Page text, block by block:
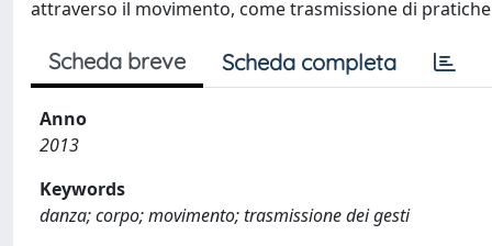
attraverso il movimento, come trasmissione di
Scheda breve Scheda completa
Anno
2013
Keywords
danza; corpo; movimento; trasmissione dei gesti